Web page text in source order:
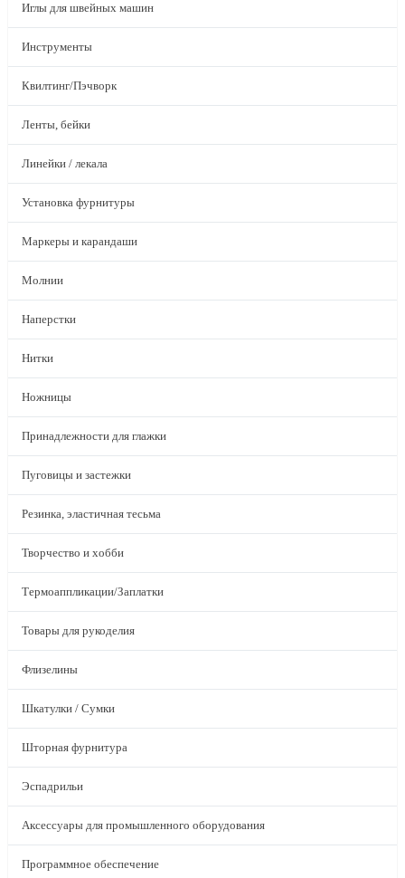
Иглы для швейных машин
Инструменты
Квилтинг/Пэчворк
Ленты, бейки
Линейки / лекала
Установка фурнитуры
Маркеры и карандаши
Молнии
Наперстки
Нитки
Ножницы
Принадлежности для глажки
Пуговицы и застежки
Резинка, эластичная тесьма
Творчество и хобби
Термоаппликации/Заплатки
Товары для рукоделия
Флизелины
Шкатулки / Сумки
Шторная фурнитура
Эспадрильи
Аксессуары для промышленного оборудования
Программное обеспечение